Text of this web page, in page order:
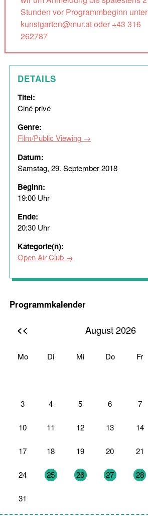
Stunden vor Programmbeginn unter
kunstgarten@mur.at oder +43 316
262787
DETAILS
Titel:
Ciné privé
Genre:
Film/Public Viewing
Datum:
Samstag, 29. September 2018
Beginn:
19:00 Uhr
Ende:
20:30 Uhr
Kategorie(n):
Open Air Club
Programmkalender
<< August 2026
Mo Di Mi Do Fr
3 4 5 6 7
10 11 12 13 14
17 18 19 20 21
24 25 26 27 28
31